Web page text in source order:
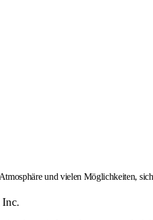
und vielen Möglichkeiten,